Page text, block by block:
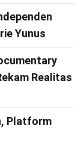
Yunus
Realitas
Platform